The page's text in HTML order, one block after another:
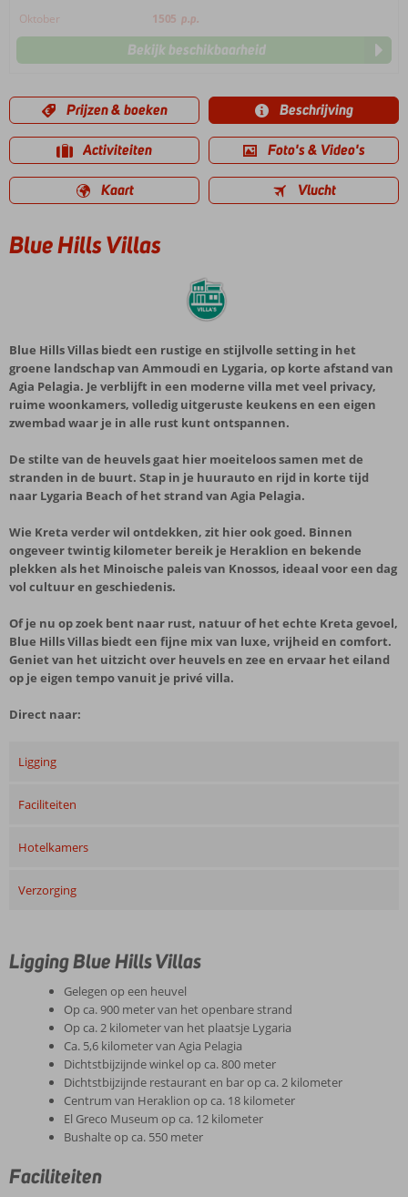
Oktober
1505 p.p.
Bekijk beschikbaarheid
Prijzen & boeken Beschrijving
Activiteiten Foto's & Video's
Kaart Vlucht
Blue Hills Villas
Blue Hills Villas biedt een rustige en stijlvolle setting in het
groene landschap van Ammoudi en Lygaria, op korte afstand van
Agia Pelagia. Je verblijft in een moderne villa met veel privacy,
ruime woonkamers, volledig uitgeruste keukens en een eigen
zwembad waar je in alle rust kunt ontspannen.
De stilte van de heuvels gaat hier moeiteloos samen met de
stranden in de buurt. Stap in je huurauto en rijd in korte tijd
naar Lygaria Beach of het strand van Agia Pelagia.
Wie Kreta verder wil ontdekken, zit hier ook goed. Binnen
ongeveer twintig kilometer bereik je Heraklion en bekende
plekken als het Minoische paleis van Knossos, ideaal voor een dag
vol cultuur en geschiedenis.
Of je nu op zoek bent naar rust, natuur of het echte Kreta gevoel,
Blue Hills Villas biedt een fijne mix van luxe, vrijheid en comfort.
Geniet van het uitzicht over heuvels en zee en ervaar het eiland
op je eigen tempo vanuit je privé villa.
Direct naar:
Ligging
Faciliteiten
Hotelkamers
Verzorging
Ligging Blue Hills Villas
Gelegen op een heuvel
Op ca. 900 meter van het openbare strand
Op ca. 2 kilometer van het plaatsje Lygaria
Ca. 5,6 kilometer van Agia Pelagia
Dichtstbijzijnde winkel op ca. 800 meter
Dichtstbijzijnde restaurant en bar op ca. 2 kilometer
Centrum van Heraklion op ca. 18 kilometer
El Greco Museum op ca. 12 kilometer
Bushalte op ca. 550 meter
Faciliteiten